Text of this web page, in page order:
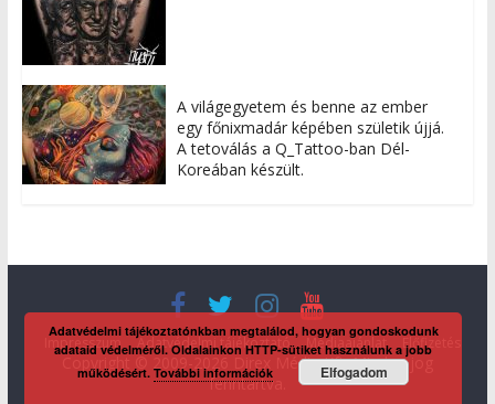
A világegyetem és benne az ember
egy főnixmadár képében születik újjá.
A tetoválás a Q_Tattoo-ban Dél-
Koreában készült.
Impresszum Adatvédelmi tájékoztató Médiaajánlat Előfizetés
Copyright © 2009-2026 Direx Média Kft. Minden jog
fenntartva.
Adatvédelmi tájékoztatónkban megtalálod, hogyan gondoskodunk
adataid védelméről. Oldalainkon HTTP-sütiket használunk a jobb
működésért.További információk Elfogadom